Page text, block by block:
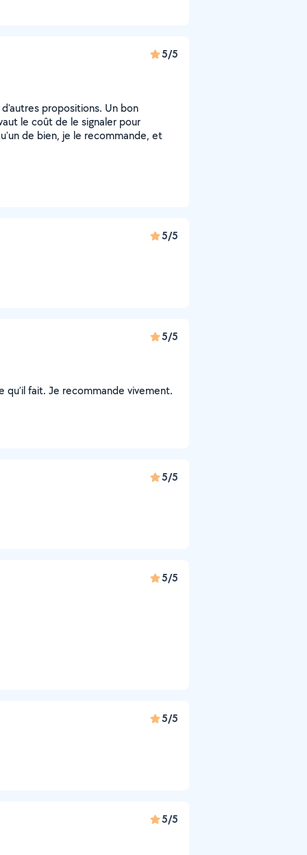
5/5
propositions. Un bon
le coût de le signaler pour
de bien, je le recommande, et
5/5
5/5
qu’il fait. Je recommande vivement.
5/5
5/5
5/5
5/5